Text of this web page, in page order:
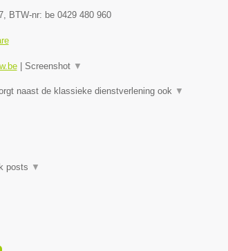
, BTW-nr: be 0429 480 960
| Screenshot ▼
naast de klassieke dienstverlening ook ▼
posts ▼